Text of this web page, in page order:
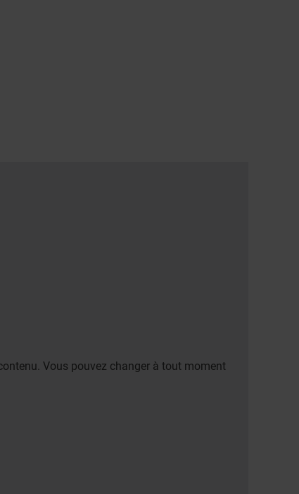
Vous pouvez changer à tout moment